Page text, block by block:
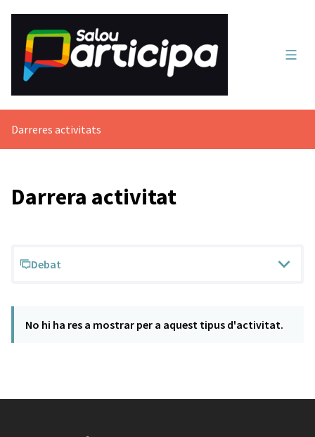
Darreres activitats
Darrera activitat
Debat
No hi ha res a mostrar per a aquest tipus d'activitat.